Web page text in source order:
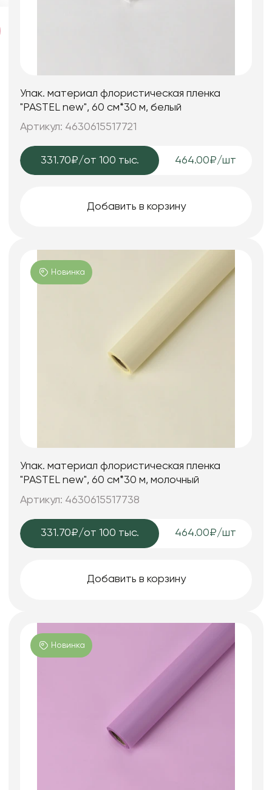
Упак. материал флористическая пленка
"PASTEL new", 60 см*30 м, белый
Артикул: 4630615517721
331.70₽/от 100 тыс. 464.00₽/шт
Добавить в корзину
Новинка
Упак. материал флористическая пленка
"PASTEL new", 60 см*30 м, молочный
Артикул: 4630615517738
331.70₽/от 100 тыс. 464.00₽/шт
Добавить в корзину
Новинка